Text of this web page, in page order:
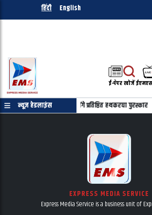
हिंदी English
ई-पेपरखोजेंईएमएस
न्यूज़ हेडलाइंस
दिवस पर 22 हस्तियों को मिलेंगे प्रतिष्ठित हथकरघा पुरस्कार
EXPRESS MEDIA SERVICE
Express Media Service is a business unit of